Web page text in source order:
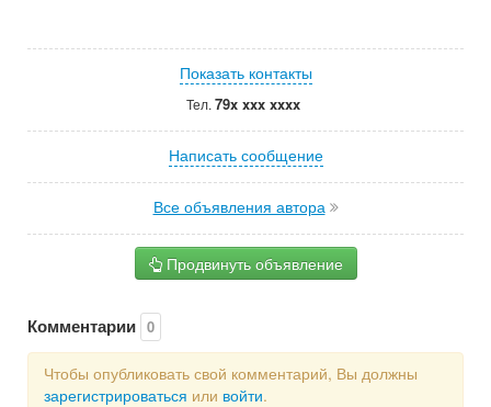
Показать контакты
Тел. 79x xxx xxxx
Написать сообщение
Все объявления автора
Продвинуть объявление
Комментарии 0
Чтобы опубликовать свой комментарий, Вы должны
зарегистрироваться или войти.